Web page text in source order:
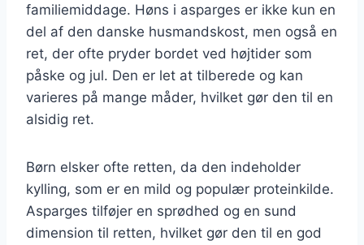
familiemiddage. Høns i asparges er ikke kun en
del af den danske husmandskost, men også en
ret, der ofte pryder bordet ved højtider som
påske og jul. Den er let at tilberede og kan
varieres på mange måder, hvilket gør den til en
alsidig ret.
Børn elsker ofte retten, da den indeholder
kylling, som er en mild og populær proteinkilde.
Asparges tilføjer en sprødhed og en sund
dimension til retten, hvilket gør den til en god